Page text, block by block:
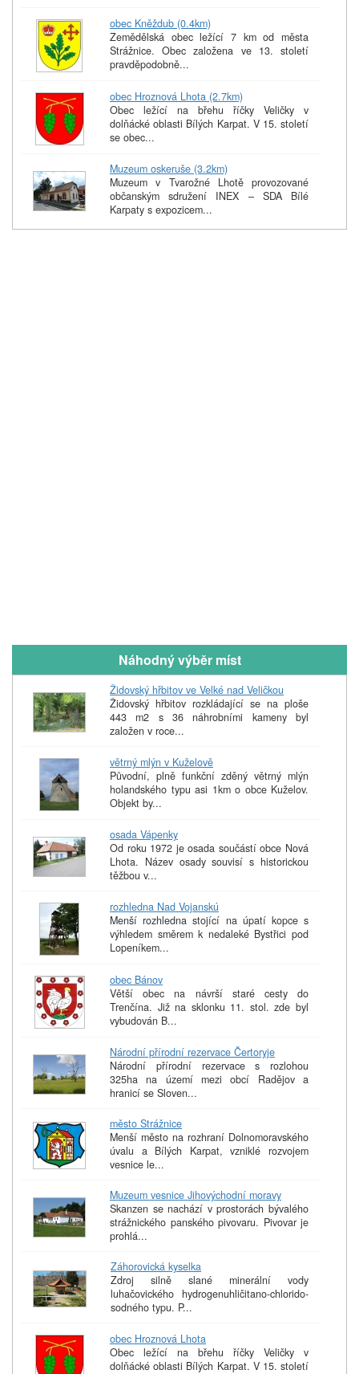
obec Kněždub (0.4km)
Zemědělská obec ležící 7 km od města
Strážnice. Obec založena ve 13. století
pravděpodobně...
obec Hroznová Lhota (2.7km)
Obec ležící na břehu říčky Veličky v
dolňácké oblasti Bílých Karpat. V 15. století
se obec...
Muzeum oskeruše (3.2km)
Muzeum v Tvarožné Lhotě provozované
občanským sdružení INEX – SDA Bílé
Karpaty s expozicem...
Náhodný výběr míst
Židovský hřbitov ve Velké nad Veličkou
Židovský hřbitov rozkládající se na ploše
443 m2 s 36 náhrobními kameny byl
založen v roce...
větrný mlýn v Kuželově
Původní, plně funkční zděný větrný mlýn
holandského typu asi 1km o obce Kuželov.
Objekt by...
osada Vápenky
Od roku 1972 je osada součástí obce Nová
Lhota. Název osady souvisí s historickou
těžbou v...
rozhledna Nad Vojanskú
Menší rozhledna stojící na úpatí kopce s
výhledem směrem k nedaleké Bystřici pod
Lopeníkem...
obec Bánov
Větší obec na návrší staré cesty do
Trenčína. Již na sklonku 11. stol. zde byl
vybudován B...
Národní přírodní rezervace Čertoryje
Národní přírodní rezervace s rozlohou
325ha na území mezi obcí Radějov a
hranicí se Sloven...
město Strážnice
Menší město na rozhraní Dolnomoravského
úvalu a Bílých Karpat, vzniklé rozvojem
vesnice le...
Muzeum vesnice Jihovýchodní moravy
Skanzen se nachází v prostorách bývalého
strážnického panského pivovaru. Pivovar je
prohlá...
Záhorovická kyselka
Zdroj silně slané minerální vody
luhačovického hydrogenuhličitano-chlorido-
sodného typu. P...
obec Hroznová Lhota
Obec ležící na břehu říčky Veličky v
dolňácké oblasti Bílých Karpat. V 15. století